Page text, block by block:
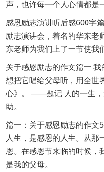
声，也许每一个人心情都是
感恩励志演讲听后感600字
励志演讲会，着名的华东老
东老师为我们上了一节使我
关于感恩励志的作文篇一
想把它唱给父母听，用全
心》。 ——题记 人的一生，
助。
篇一：关于感恩励志的作文
人生，是感恩的人生。从那
恩。在感恩节来临的时候，
是我的父母。